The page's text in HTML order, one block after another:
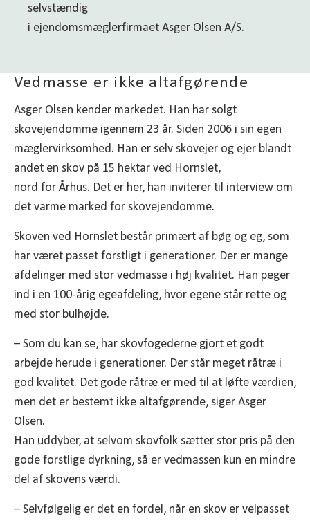
selvstændig
i ejendomsmæglerfirmaet Asger Olsen A/S.
Vedmasse er ikke altafgørende
Asger Olsen kender markedet. Han har solgt
skovejendomme igennem 23 år. Siden 2006 i sin egen
mæglervirksomhed. Han er selv skovejer og ejer blandt
andet en skov på 15 hektar ved Hornslet,
nord for Århus. Det er her, han inviterer til interview om
det varme marked for skovejendomme.
Skoven ved Hornslet består primært af bøg og eg, som
har været passet forstligt i generationer. Der er mange
afdelinger med stor vedmasse i høj kvalitet. Han peger
ind i en 100-årig egeafdeling, hvor egene står rette og
med stor bulhøjde.
– Som du kan se, har skovfogederne gjort et godt
arbejde herude i generationer. Der står meget råtræ i
god kvalitet. Det gode råtræ er med til at løfte værdien,
men det er bestemt ikke altafgørende, siger Asger
Olsen.
Han uddyber, at selvom skovfolk sætter stor pris på den
gode forstlige dyrkning, så er vedmassen kun en mindre
del af skovens værdi.
– Selvfølgelig er det en fordel, når en skov er velpasset